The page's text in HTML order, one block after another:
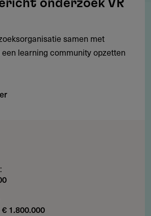
op:
onderzoek VR
samen met
learning community opzetten
1.800.000